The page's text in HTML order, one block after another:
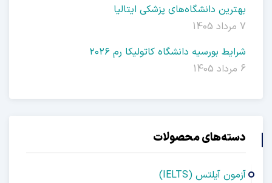
بهترین دانشگاه‌های پزشکی ایتالیا
شرایط بورسیه دانشگاه کاتولیکا رم ۲۰۲۶
دسته‌های محصولات
آزمون آیلتس (IELTS)